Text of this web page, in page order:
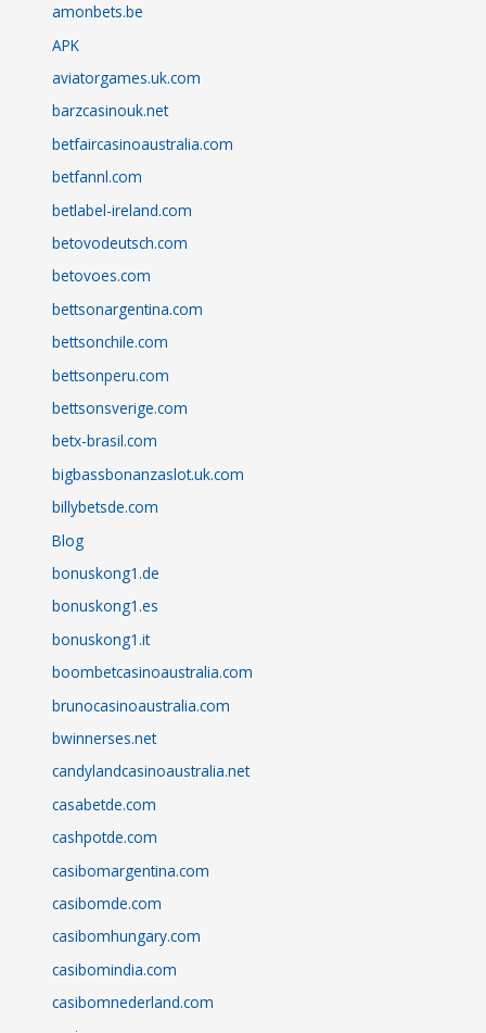
amonbets.be
APK
aviatorgames.uk.com
barzcasinouk.net
betfaircasinoaustralia.com
betfannl.com
betlabel-ireland.com
betovodeutsch.com
betovoes.com
bettsonargentina.com
bettsonchile.com
bettsonperu.com
bettsonsverige.com
betx-brasil.com
bigbassbonanzaslot.uk.com
billybetsde.com
Blog
bonuskong1.de
bonuskong1.es
bonuskong1.it
boombetcasinoaustralia.com
brunocasinoaustralia.com
bwinnerses.net
candylandcasinoaustralia.net
casabetde.com
cashpotde.com
casibomargentina.com
casibomde.com
casibomhungary.com
casibomindia.com
casibomnederland.com